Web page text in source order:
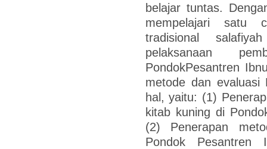
belajar tuntas.
mempelajari satu
tradisional
pelaksanaan
PondokPesantren
metode dan evaluasi
hal, yaitu: (1)
kitab kuning di
(2) Penerapan
Pondok